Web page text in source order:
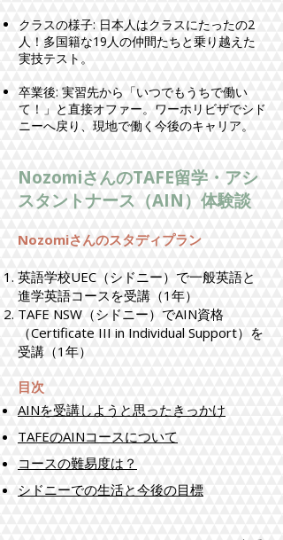
クラスの様子: 日本人はクラスにたったの2
人！多国籍な19人の仲間たちと乗り越えた
実技テスト。
卒業後: 実習先から「いつでもうちで働い
て！」と直接オファー。ワーホリビザでシド
ニーへ戻り、現地で働く今後のキャリア。
NozomiさんのTAFE留学・アシ
スタントナース（AIN）体験談
Nozomiさんのスタディプラン
英語学校UEC（シドニー） で一般英語と
進学英語コースを受講（1年）​
TAFE NSW（シドニー） でAIN資格
（Certificate III in Individual Support） を
受講（1年）
​目次​
AINを受講しようと思ったきっかけ
TAFEのAINコースについて
コースの難易度は？
​シドニーでの生活と今後の目標